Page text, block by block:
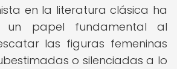
en la literatura clásica ha
un papel fundamental al
las figuras femeninas
o silenciadas a lo